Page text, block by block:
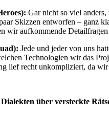
Gar nicht so viel
Skizzen entworfen – ganz
wir aufkommende
Jede und jeder von uns
Technologien wir das
lief recht unkompliziert, da wir
über versteckte